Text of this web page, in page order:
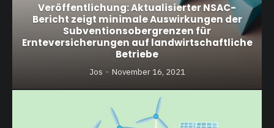
Veröffentlichung: Aktualisierter NSAC-
Bericht zeigt minimale Auswirkungen der
Subventionsobergrenzen für
Ernteversicherungen auf landwirtschaftliche
Betriebe
Jos November 16, 2021